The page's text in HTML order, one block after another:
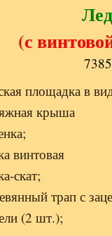
(с
площадка в
крыша
винтовая
скат;
трап с
(2 шт.);